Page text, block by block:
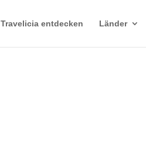
Travelicia entdecken Länder